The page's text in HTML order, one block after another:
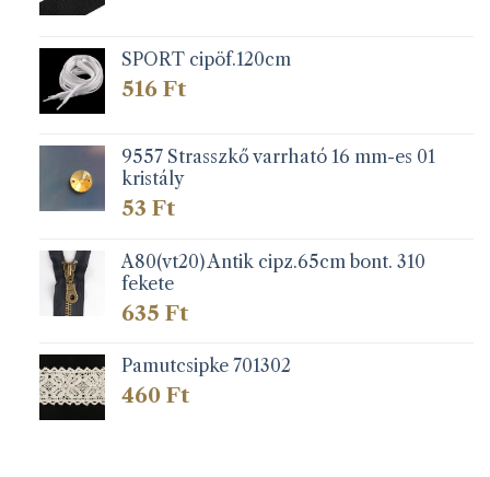
108 Ft
SPORT cipöf.120cm
516 Ft
9557 Strasszkő varrható 16 mm-es 01
kristály
53 Ft
A80(vt20) Antik cipz.65cm bont. 310
fekete
635 Ft
Pamutcsipke 701302
460 Ft